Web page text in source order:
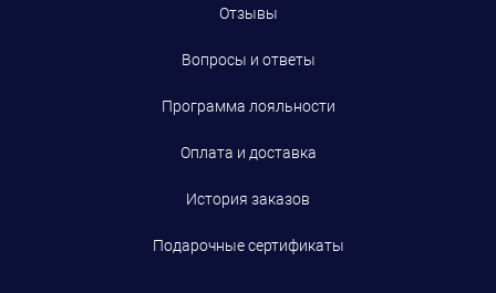
Отзывы
Вопросы и ответы
Программа лояльности
Оплата и доставка
История заказов
Подарочные сертификаты